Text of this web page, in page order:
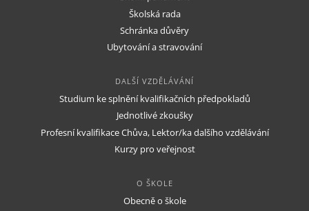
Školská rada
Schránka důvěry
Ubytování a stravování
DALŠÍ VZDĚLÁVÁNÍ
Studium ke splnění kvalifikačních předpokladů
Jednotlivé zkoušky
Profesní kvalifikace Chůva, Lektor/ka dalšího vzdělávání
Kurzy pro veřejnost
O ŠKOLE
Obecně o škole